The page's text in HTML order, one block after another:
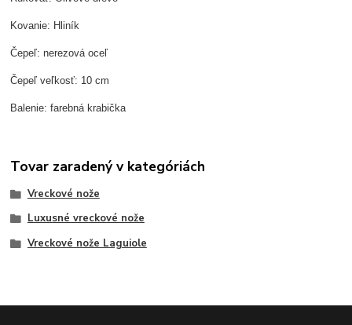
Kovanie: Hliník
Čepeľ: nerezová oceľ
Čepeľ veľkosť: 10 cm
Balenie: farebná krabička
Tovar zaradený v kategóriách
Vreckové nože
Luxusné vreckové nože
Vreckové nože Laguiole